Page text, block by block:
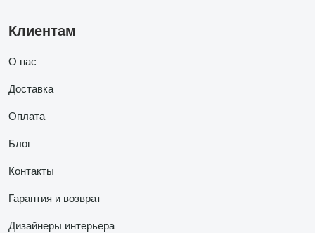
Клиентам
О нас
Доставка
Оплата
Блог
Контакты
Гарантия и возврат
Дизайнеры интерьера